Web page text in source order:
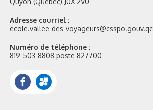
Adresse courriel :
ecole.vallee-des-
Numéro de téléphone :
819-503-8808 poste 827700
Facebook
Portail
Mozaik